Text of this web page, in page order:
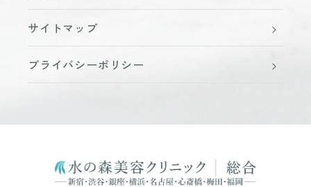
サイトマップ
プライバシーポリシー